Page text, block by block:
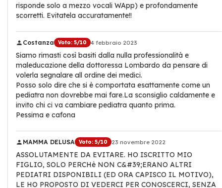
risponde solo a mezzo vocali WApp) e profondamente
scorretti. Evitatela accuratamente!!
Costanza Voto: 5/10 4 febbraio 2023
Siamo rimasti così basiti dalla nulla professionalità e
maleducazione della dottoressa Lombardo da pensare di
volerla segnalare all ordine dei medici.
Posso solo dire che si è comportata esattamente come un
pediatra non dovrebbe mai fare.La sconsiglio caldamente e
invito chi ci va cambiare pediatra quanto prima.
Pessima e cafona
MAMMA DELUSA Voto: 5/10 23 novembre 2022
ASSOLUTAMENTE DA EVITARE. HO ISCRITTO MIO
FIGLIO, SOLO PERCHè NON C&#39;ERANO ALTRI
PEDIATRI DISPONIBILI (ED ORA CAPISCO IL MOTIVO),
LE HO PROPOSTO DI VEDERCI PER CONOSCERCI, SENZA